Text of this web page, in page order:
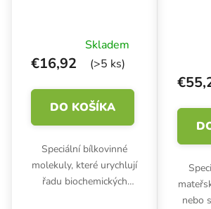
Skladem
(>5 ks)
€16,92
DO KOŠÍKA
Speciální bílkovinné
molekuly, které urychlují
řadu biochemických
nebo